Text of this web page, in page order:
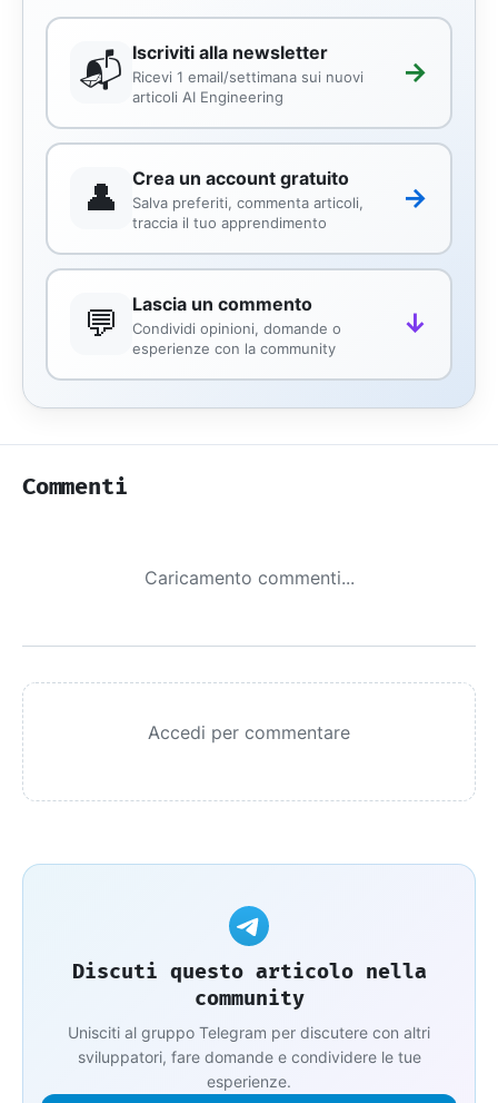
📬 Iscriviti alla newsletter
Ricevi 1 email/settimana sui nuovi
articoli AI Engineering
→
👤 Crea un account gratuito
Salva preferiti, commenta articoli,
traccia il tuo apprendimento
→
💬 Lascia un commento
Condividi opinioni, domande o
esperienze con la community
↓
Commenti
Caricamento commenti...
Accedi per commentare
Discuti questo articolo nella
community
Unisciti al gruppo Telegram per discutere con altri
sviluppatori, fare domande e condividere le tue
esperienze.